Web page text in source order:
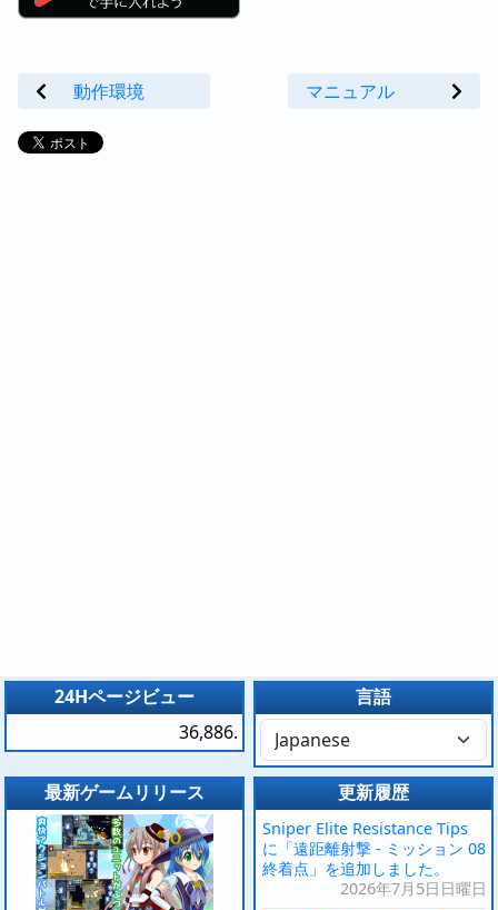
動作環境 マニュアル
24Hページビュー
36,886.
言語
最新ゲームリリース 更新履歴
Sniper Elite Resistance Tips
に「遠距離射撃 - ミッション 08
終着点」を追加しました。
2026年7月5日日曜日